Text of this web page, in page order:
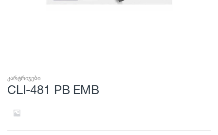
კარტრიჯები
CLI-481 PB EMB